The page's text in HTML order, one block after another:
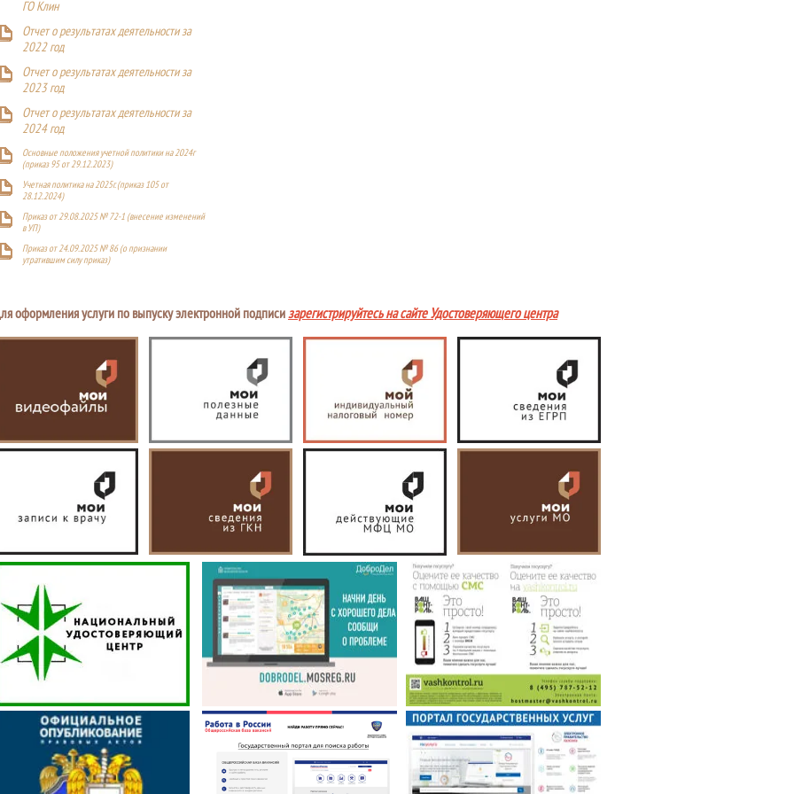
ГО Клин
Отчет о результатах деятельности за
2022 год
Отчет о результатах деятельности за
2023 год
Отчет о результатах деятельности за
2024 год
Основные положения учетной политики на 2024г
(приказ 95 от 29.12.2023)
Учетная политика на 2025г. (приказ 105 от
28.12.2024)
Приказ от 29.08.2025 № 72-1 (внесение изменений
в УП)
Приказ от 24.09.2025 № 86 (о признании
утратившим силу приказ)
оформления услуги по выпуску электронной подписизарегистрируйтесь на сайте Удостоверяющего центра